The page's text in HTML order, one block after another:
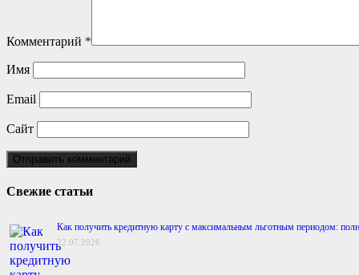
Комментарий *
Имя
Email
Сайт
Свежие статьи
Как получить кредитную карту с максимальным льготным периодом:
22.07.2026